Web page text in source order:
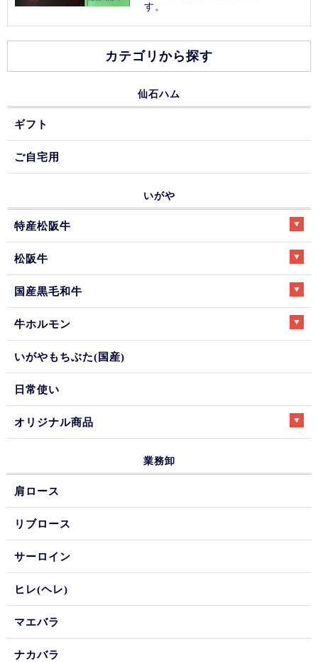
す。
カテゴリから探す
仙石ハム
ギフト
ご自宅用
いがや
特産松阪牛
松阪牛
国産黒毛和牛
牛ホルモン
いがやもちぶた(国産)
日常使い
オリジナル商品
業務卸
肩ロース
リブロース
サーロイン
ヒレ(ヘレ)
マエバラ
ナカバラ